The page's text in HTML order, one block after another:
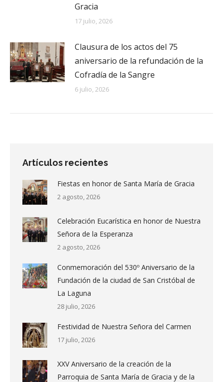
Gracia
17 julio, 2026
Clausura de los actos del 75
aniversario de la refundación de la
Cofradía de la Sangre
6 julio, 2026
Artículos recientes
Fiestas en honor de Santa María de Gracia
2 agosto, 2026
Celebración Eucarística en honor de Nuestra
Señora de la Esperanza
2 agosto, 2026
Conmemoración del 530º Aniversario de la
Fundación de la ciudad de San Cristóbal de
La Laguna
28 julio, 2026
Festividad de Nuestra Señora del Carmen
17 julio, 2026
XXV Aniversario de la creación de la
Parroquia de Santa María de Gracia y de la